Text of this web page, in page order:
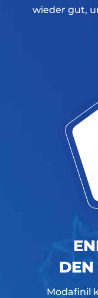
wieder gut,
Modafinil